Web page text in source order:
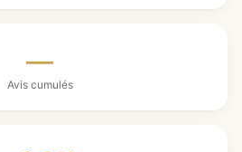
—
Avis cumulés